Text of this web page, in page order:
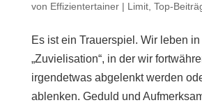
von Effizientertainer| Limit, Top-
Es ist ein Trauerspiel. Wir leben
„Zuvielisation“, in der wir
irgendetwas abgelenkt werden
ablenken. Geduld und